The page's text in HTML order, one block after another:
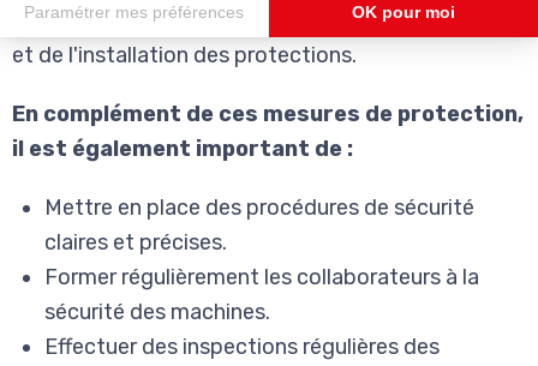
exigences et de les respecter lors de la conception
et de l'installation des protections.
En complément de ces mesures de protection,
il est également important de :
Mettre en place des procédures de sécurité
claires et précises.
Former régulièrement les collaborateurs à la
sécurité des machines.
Effectuer des inspections régulières des